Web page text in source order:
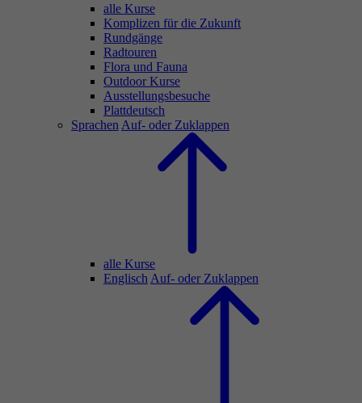
alle Kurse
Komplizen für die Zukunft
Rundgänge
Radtouren
Flora und Fauna
Outdoor Kurse
Ausstellungsbesuche
Plattdeutsch
Sprachen Auf- oder Zuklappen
alle Kurse
Englisch Auf- oder Zuklappen